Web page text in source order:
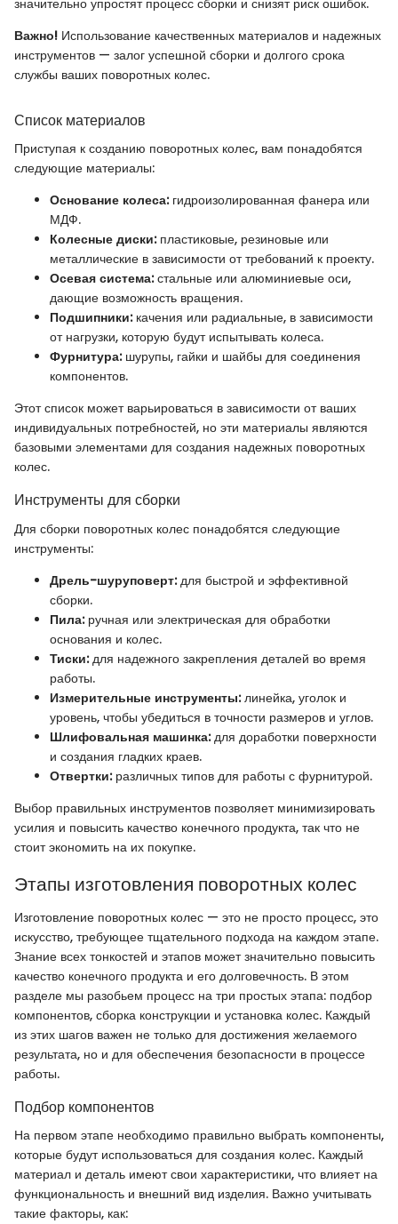
значительно упростят процесс сборки и снизят риск ошибок.
Важно! Использование качественных материалов и надежных
инструментов — залог успешной сборки и долгого срока
службы ваших поворотных колес.
Список материалов
Приступая к созданию поворотных колес, вам понадобятся
следующие материалы:
Основание колеса:гидроизолированная фанера или
МДФ.
Колесные диски:пластиковые, резиновые или
металлические в зависимости от требований к проекту.
Осевая система:стальные или алюминиевые оси,
дающие возможность вращения.
Подшипники:качения или радиальные, в зависимости
от нагрузки, которую будут испытывать колеса.
Фурнитура:шурупы, гайки и шайбы для соединения
компонентов.
Этот список может варьироваться в зависимости от ваших
индивидуальных потребностей, но эти материалы являются
базовыми элементами для создания надежных поворотных
колес.
Инструменты для сборки
Для сборки поворотных колес понадобятся следующие
инструменты:
Дрель-шуруповерт:для быстрой и эффективной
сборки.
Пила:ручная или электрическая для обработки
основания и колес.
Тиски:для надежного закрепления деталей во время
работы.
Измерительные инструменты:линейка, уголок и
уровень, чтобы убедиться в точности размеров и углов.
Шлифовальная машинка:для доработки поверхности
и создания гладких краев.
Отвертки:различных типов для работы с фурнитурой.
Выбор правильных инструментов позволяет минимизировать
усилия и повысить качество конечного продукта, так что не
стоит экономить на их покупке.
Этапы изготовления поворотных колес
Изготовление поворотных колес — это не просто процесс, это
искусство, требующее тщательного подхода на каждом этапе.
Знание всех тонкостей и этапов может значительно повысить
качество конечного продукта и его долговечность. В этом
разделе мы разобьем процесс на три простых этапа: подбор
компонентов, сборка конструкции и установка колес. Каждый
из этих шагов важен не только для достижения желаемого
результата, но и для обеспечения безопасности в процессе
работы.
Подбор компонентов
На первом этапе необходимо правильно выбрать компоненты,
которые будут использоваться для создания колес. Каждый
материал и деталь имеют свои характеристики, что влияет на
функциональность и внешний вид изделия. Важно учитывать
такие факторы, как: